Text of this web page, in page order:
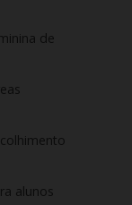
de
alunos